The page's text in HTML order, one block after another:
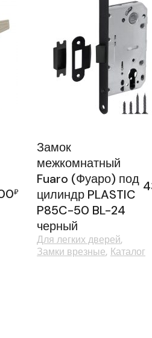
₽
Замок
межкомнатный
Fuaro (Фуаро) под
цилиндр PLASTIC
P85C-50 BL-24
черный
Для легких дверей
Замки врезные Каталог